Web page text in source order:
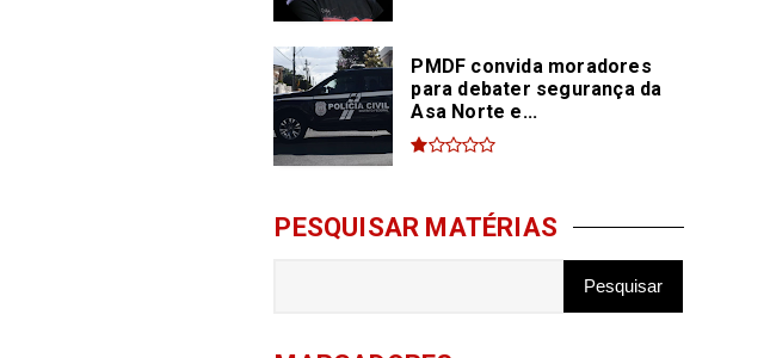
PMDF convida moradores
para debater segurança da
Asa Norte e...
PESQUISAR MATÉRIAS